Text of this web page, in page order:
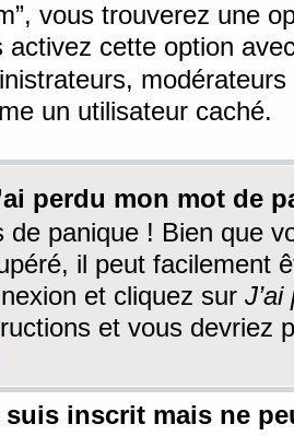
vous trouverez une
activez cette option
un utilisateur caché.
perdu mon mot de
de panique ! Bien que
il peut facilement
et cliquez sur
et vous devriez
suis inscrit mais ne